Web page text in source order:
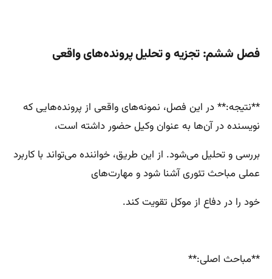
فصل ششم: تجزیه و تحلیل پرونده‌های واقعی
**نتیجه:** در این فصل، نمونه‌های واقعی از پرونده‌هایی که
نویسنده در آن‌ها به عنوان وکیل حضور داشته است،
بررسی و تحلیل می‌شود. از این طریق، خواننده می‌تواند با کاربرد
عملی مباحث تئوری آشنا شود و مهارت‌های
خود را در دفاع از موکل تقویت کند.
**مباحث اصلی:**